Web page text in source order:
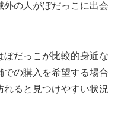
外の人がぼだっこに出会
ぼだっこが比較的身近な
の購入を希望する場合
れると見つけやすい状況